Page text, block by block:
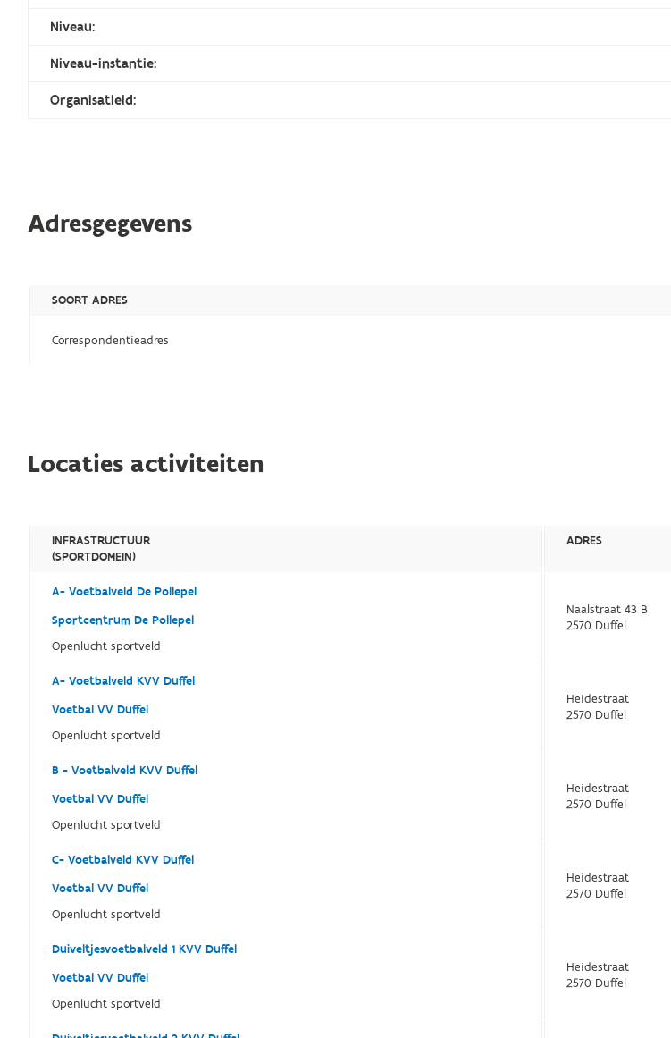
Niveau:
Niveau-instantie:
Organisatieid:
Adresgegevens
SOORT ADRES
Correspondentieadres
Locaties activiteiten
INFRASTRUCTUUR
(SPORTDOMEIN)
ADRES
A- Voetbalveld De Pollepel
Sportcentrum De Pollepel
Openlucht sportveld
Naalstraat 43 B
2570 Duffel
A- Voetbalveld KVV Duffel
Voetbal VV Duffel
Openlucht sportveld
Heidestraat
2570 Duffel
B - Voetbalveld KVV Duffel
Voetbal VV Duffel
Openlucht sportveld
Heidestraat
2570 Duffel
C- Voetbalveld KVV Duffel
Voetbal VV Duffel
Openlucht sportveld
Heidestraat
2570 Duffel
Duiveltjesvoetbalveld 1 KVV Duffel
Voetbal VV Duffel
Openlucht sportveld
Heidestraat
2570 Duffel